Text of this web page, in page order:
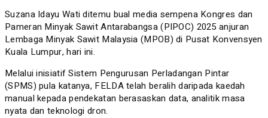
Suzana Idayu Wati ditemu bual media sempena Kongres dan
Pameran Minyak Sawit Antarabangsa (PIPOC) 2025 anjuran
Lembaga Minyak Sawit Malaysia (MPOB) di Pusat Konvensyen
Kuala Lumpur, hari ini.
Melalui inisiatif Sistem Pengurusan Perladangan Pintar
(SPMS) pula katanya, FELDA telah beralih daripada kaedah
manual kepada pendekatan berasaskan data, analitik masa
nyata dan teknologi dron.